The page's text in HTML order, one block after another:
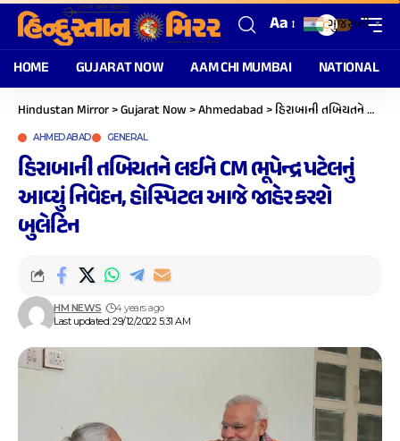
Aa
HOME GUJARAT NOW AAM CHI MUMBAI NATIONAL
Hindustan Mirror>Gujarat Now>Ahmedabad>હિરાબાની તબિયતને લઈને CM ભૂપેન્દ્ર પટેલનું આવ્યું નિવેદન, હોસ્પિટલ આજે જાહેર કરશે બુલેટિન
AHMEDABAD GENERAL
હિરાબાની તબિયતને લઈને CM ભૂપેન્દ્ર પટેલનું
આવ્યું નિવેદન, હોસ્પિટલ આજે જાહેર કરશે
બુલેટિન
Last updated: 29/12/2022 5:31 AM
HM NEWS 4 years ago
ગુજરાતી ▼